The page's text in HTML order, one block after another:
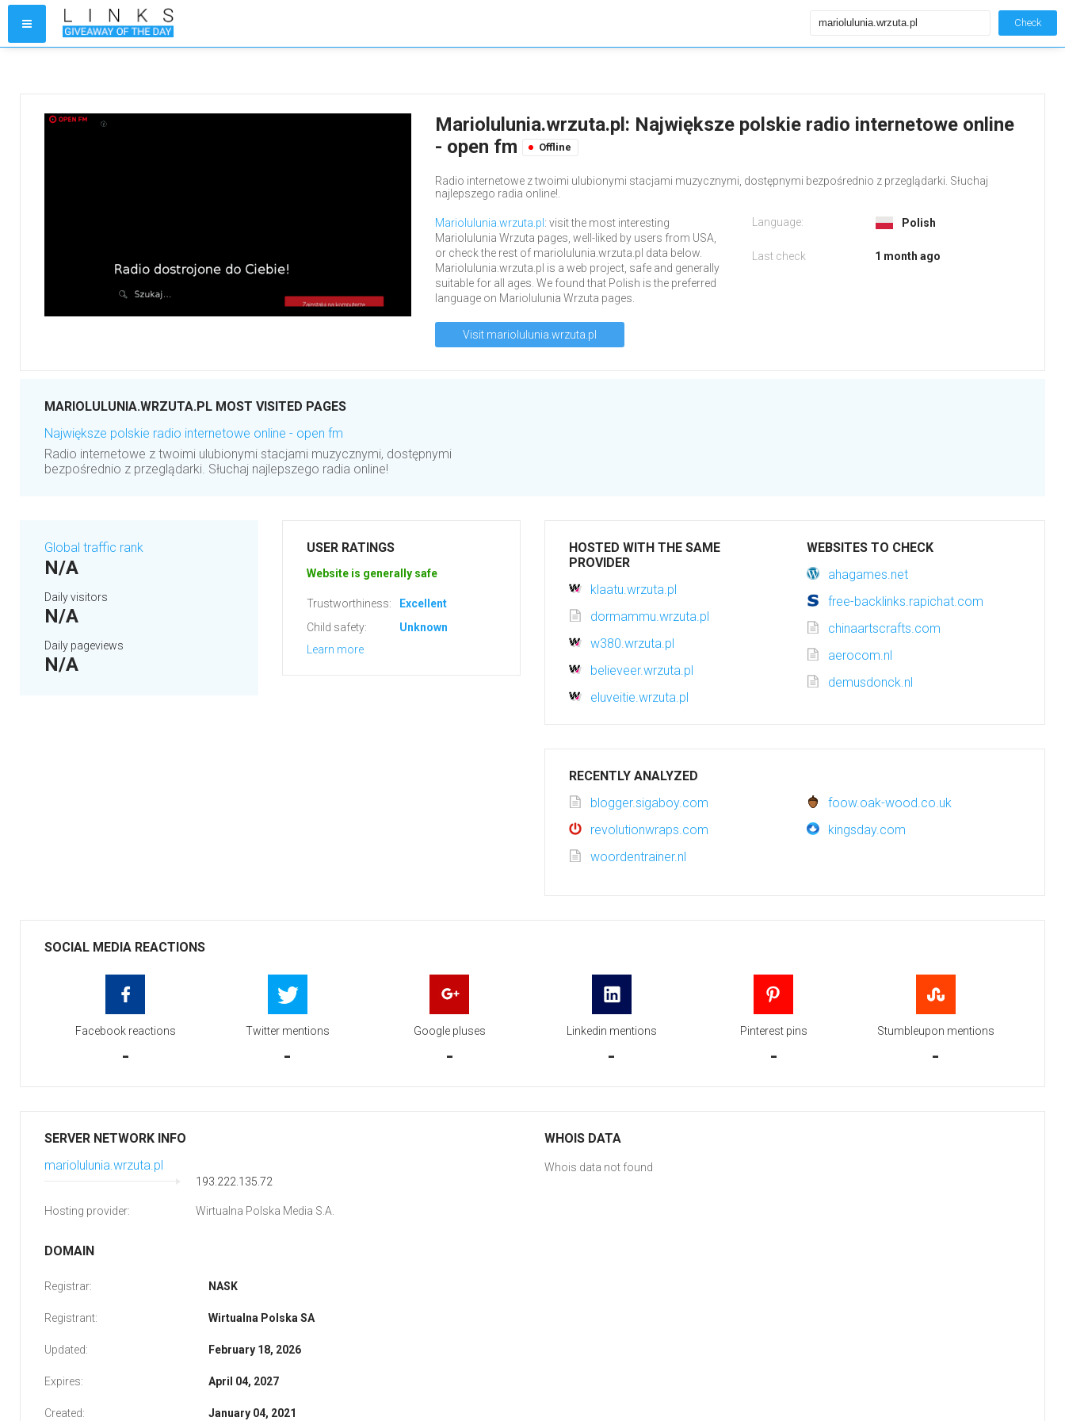
Check
Mariolulunia.wrzuta.pl: Największe polskie radio internetowe online
- open fm
Offline
Radio internetowe z twoimi ulubionymi stacjami muzycznymi, dostępnymi bezpośrednio z przeglądarki. Słuchaj
najlepszego radia online!.
Mariolulunia.wrzuta.pl : visit the most interesting
Mariolulunia Wrzuta pages, well-liked by users from USA,
or check the rest of mariolulunia.wrzuta.pl data below.
Mariolulunia.wrzuta.pl is a web project, safe and generally
suitable for all ages. We found that Polish is the preferred
language on Mariolulunia Wrzuta pages.
Visit mariolulunia.wrzuta.pl
Language: Polish
Last check 1 month ago
MARIOLULUNIA.WRZUTA.PL MOST VISITED PAGES
Największe polskie radio internetowe online - open fm
Radio internetowe z twoimi ulubionymi stacjami muzycznymi, dostępnymi
bezpośrednio z przeglądarki. Słuchaj najlepszego radia online!
Global traffic rank
N/A
Daily visitors
N/A
Daily pageviews
N/A
USER RATINGS
Website is generally safe
Trustworthiness:
Excellent
Child safety:
Unknown
Learn more
HOSTED WITH THE SAME
PROVIDER
klaatu.wrzuta.pl
dormammu.wrzuta.pl
w380.wrzuta.pl
believeer.wrzuta.pl
eluveitie.wrzuta.pl
WEBSITES TO CHECK
ahagames.net
free-backlinks.rapichat.com
chinaartscrafts.com
aerocom.nl
demusdonck.nl
RECENTLY ANALYZED
blogger.sigaboy.com
foow.oak-wood.co.uk
revolutionwraps.com
kingsday.com
woordentrainer.nl
SOCIAL MEDIA REACTIONS
Facebook reactions
-
Twitter mentions
-
Google pluses
-
Linkedin mentions
-
Pinterest pins
-
Stumbleupon mentions
-
SERVER NETWORK INFO
mariolulunia.wrzuta.pl
193.222.135.72
Hosting provider: Wirtualna Polska Media S.A.
DOMAIN
Registrar: NASK
Registrant: Wirtualna Polska SA
Updated: February 18, 2026
Expires: April 04, 2027
Created: January 04, 2021
WHOIS DATA
Whois data not found